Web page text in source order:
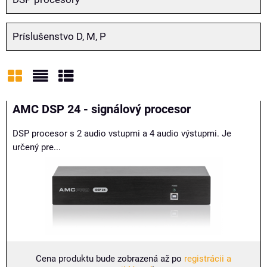
Príslušenstvo D, M, P
Mriežka
AMC DSP 24 - signálový procesor
DSP procesor s 2 audio vstupmi a 4 audio výstupmi. Je
určený pre...
Cena produktu bude zobrazená až po registrácii a